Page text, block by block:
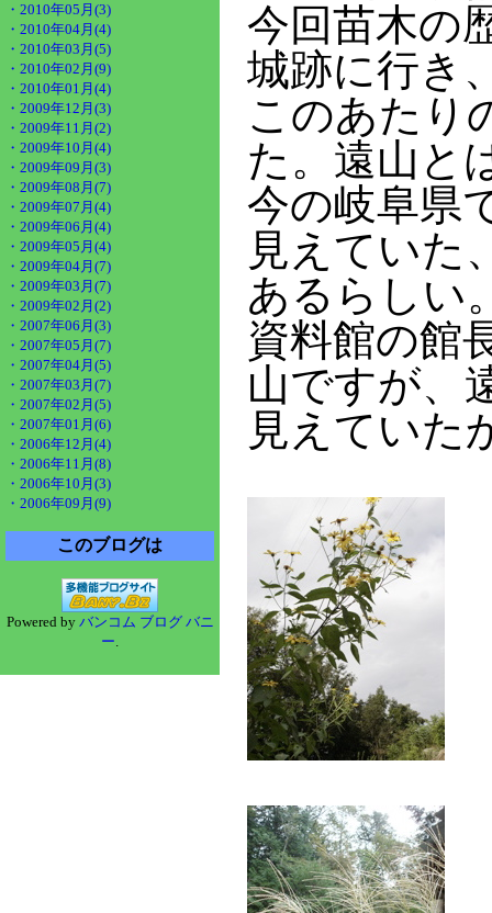
・2010年05月(3)
・2010年04月(4)
・2010年03月(5)
・2010年02月(9)
・2010年01月(4)
・2009年12月(3)
・2009年11月(2)
・2009年10月(4)
・2009年09月(3)
・2009年08月(7)
・2009年07月(4)
・2009年06月(4)
・2009年05月(4)
・2009年04月(7)
・2009年03月(7)
・2009年02月(2)
・2007年06月(3)
・2007年05月(7)
・2007年04月(5)
・2007年03月(7)
・2007年02月(5)
・2007年01月(6)
・2006年12月(4)
・2006年11月(8)
・2006年10月(3)
・2006年09月(9)
このブログは
Powered by バンコム ブログ バニ
ー.
今回苗木の
城跡に行き
このあたり
た。遠山と
今の岐阜県
見えていた
あるらしい
資料館の館
山ですが、
見えていた